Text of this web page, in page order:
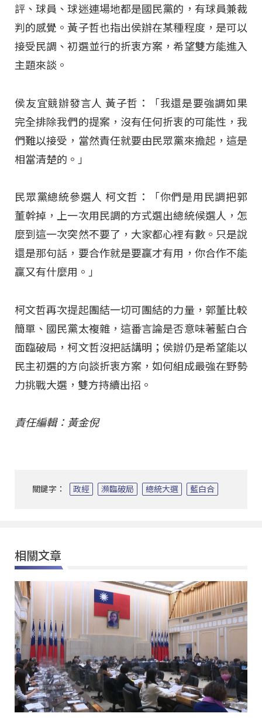
評、球員、球迷連場地都是國民黨的，有球員兼裁
判的感覺。黃子哲也指出侯辦在某種程度，是可以
接受民調、初選並行的折衷方案，希望雙方能進入
主題來談。
侯友宜競辦發言人 黃子哲：「我還是要強調如果
完全排除我們的提案，沒有任何折衷的可能性，我
們難以接受，當然責任就要由民眾黨來擔起，這是
相當清楚的。」
民眾黨總統參選人 柯文哲：「你們是用民調把郭
董幹掉，上一次用民調的方式選出總統候選人，怎
麼到這一次突然不要了，大家都心裡有數。只是說
還是那句話，要合作就是要贏才有用，你合作不能
贏又有什麼用。」
柯文哲再次提起團結一切可團結的力量，郭董比較
簡單、國民黨太複雜，這番言論是否意味著藍白合
面臨破局，柯文哲沒把話講明；侯辦仍是希望能以
民主初選的方向談折衷方案，如何組成最強在野勢
力挑戰大選，雙方持續出招。
責任編輯：黃金倪
關鍵字： 政經 瀕臨破局 總統大選 藍白合
相關文章